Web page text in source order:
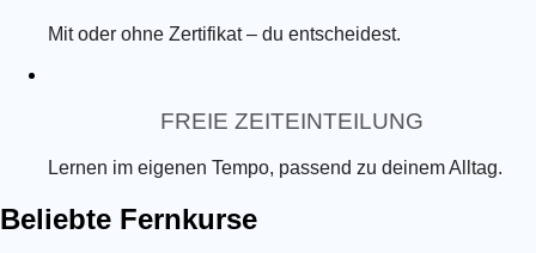
Mit oder ohne Zertifikat – du entscheidest.
FREIE ZEITEINTEILUNG
Lernen im eigenen Tempo, passend zu deinem Alltag.
Beliebte Fernkurse